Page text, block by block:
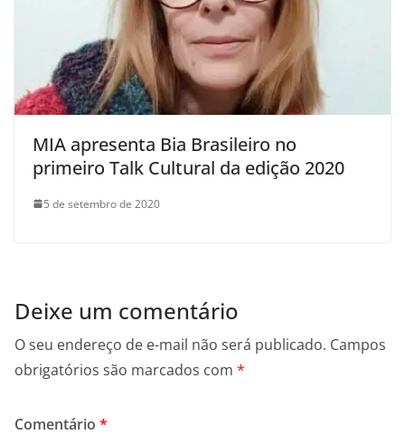
MIA apresenta Bia Brasileiro no
primeiro Talk Cultural da edição 2020
5 de setembro de 2020
Deixe um comentário
O seu endereço de e-mail não será publicado. Campos
obrigatórios são marcados com *
Comentário *